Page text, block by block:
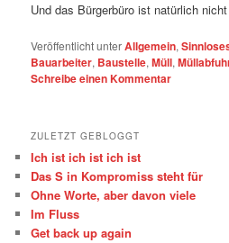
Und das Bürgerbüro ist natürlich
Veröffentlicht unterAllgemein,
Bauarbeiter, Baustelle,Müll,
Schreibe einen Kommentar
ZULETZT GEBLOGGT
Ich ist ich ist ich ist
Das S in Kompromiss steht für
Ohne Worte, aber davon viele
Im Fluss
Get back up again